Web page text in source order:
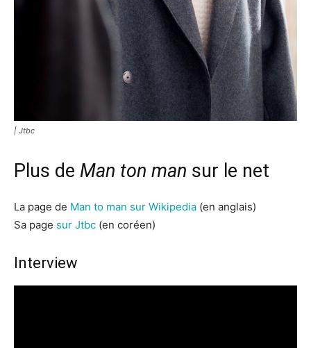
| Jtbc
Plus de Man ton man sur le net
La page de Man to man sur Wikipedia (en anglais)
Sa page sur Jtbc (en coréen)
Interview